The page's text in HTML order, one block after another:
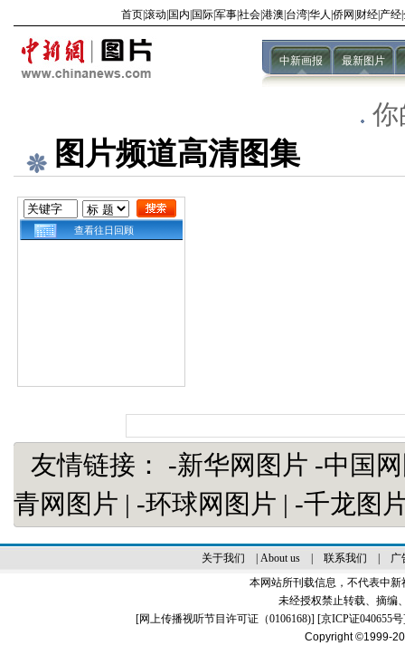
首页|滚动 国内 国际|军事|社会|港澳 台湾|华人 |侨网 财经 产经|
中新画报 最新图片
你
图片频道高清图集
查看往日回顾
友情链接： -新华网图片 -中国
青网图片 | -环球网图片 | -千龙图
关于我们 |About us |联系我们
广
本网站所刊载信息，不代表中
未经授权禁止转载、摘编
[网上传播视听节目许可证（0106168)] [京ICP证040655号
Copyright ©1999-